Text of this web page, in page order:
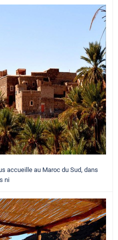
accueille au Maroc du Sud, dans
ni